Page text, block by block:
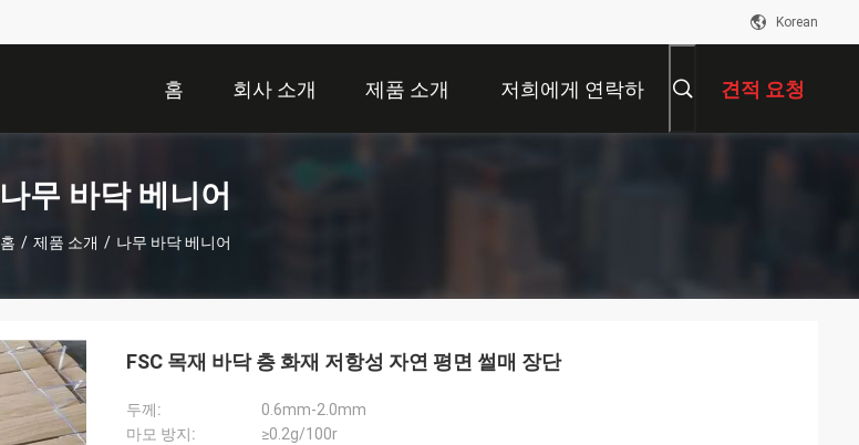
Korean
홈 회사 소개 제품 소개 저희에게 연락하 견적 요청
나무 바닥 베니어
홈 / 제품 소개 / 나무 바닥 베니어
FSC 목재 바닥 층 화재 저항성 자연 평면 썰매 장단
두께:
0.6mm-2.0mm
마모 방지:
≥0.2g/100r